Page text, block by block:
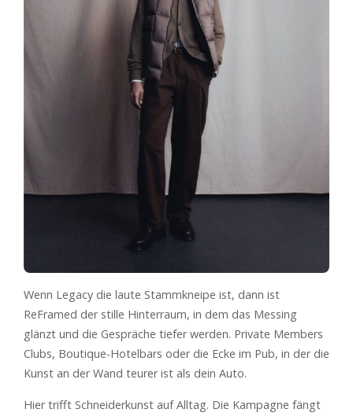
Wenn Legacy die laute Stammkneipe ist, dann ist
ReFramed der stille Hinterraum, in dem das Messing
glänzt und die Gespräche tiefer werden. Private Members
Clubs, Boutique-Hotelbars oder die Ecke im Pub, in der die
Kunst an der Wand teurer ist als dein Auto.
Hier trifft Schneiderkunst auf Alltag. Die Kampagne fängt